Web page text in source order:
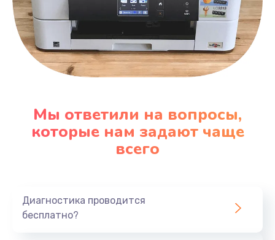
Мы ответили на вопросы,
которые нам задают чаще
всего
Диагностика проводится
бесплатно?